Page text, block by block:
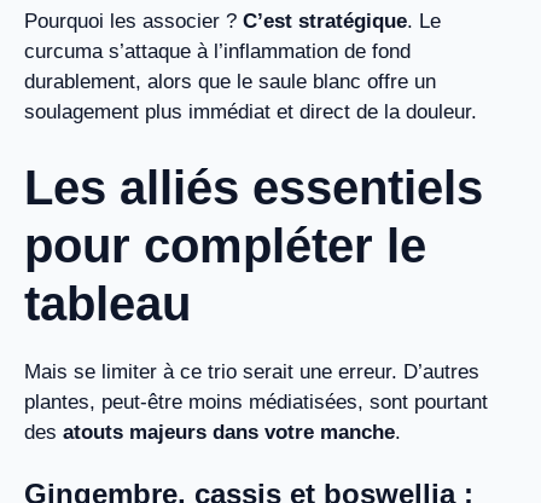
Pourquoi les associer ? C’est stratégique. Le
curcuma s’attaque à l’inflammation de fond
durablement, alors que le saule blanc offre un
soulagement plus immédiat et direct de la douleur.
Les alliés essentiels
pour compléter le
tableau
Mais se limiter à ce trio serait une erreur. D’autres
plantes, peut-être moins médiatisées, sont pourtant
des atouts majeurs dans votre manche.
Gingembre, cassis et boswellia :